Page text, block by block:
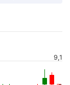
9,1